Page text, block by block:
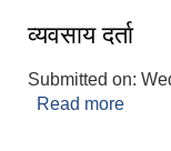
व्यवसाय दर्ता
Submitted on:
Read more